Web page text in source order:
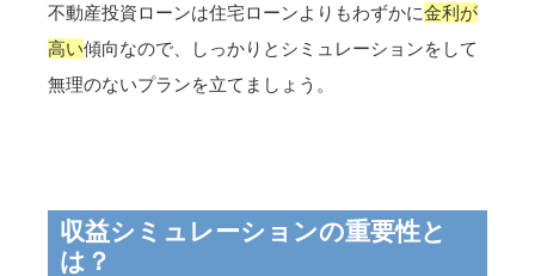
不動産投資ローンは住宅ローンよりもわずかに金利が
高い傾向なので、しっかりとシミュレーションをして
無理のないプランを立てましょう。
収益シミュレーションの重要性と
は？